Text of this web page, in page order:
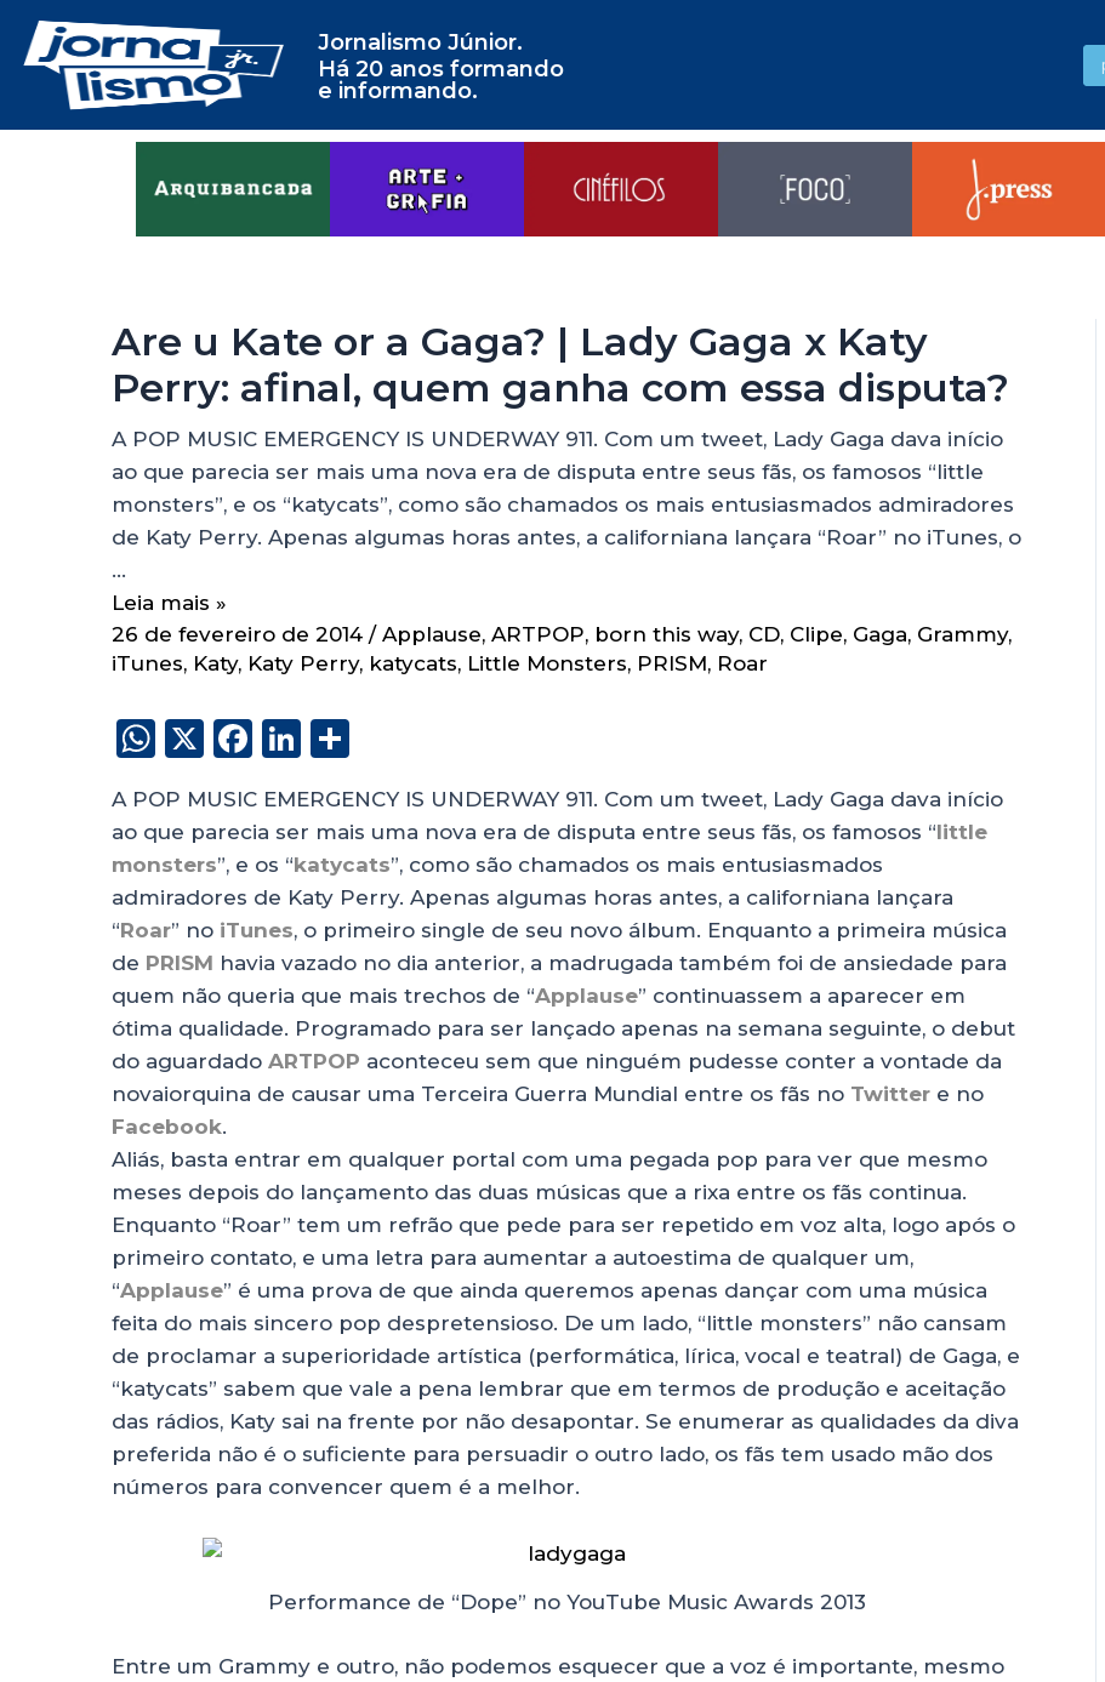
Jornalismo Júnior.
Há 20 anos formando
e informando.
Are u Kate or a Gaga? | Lady Gaga x Katy
Perry: afinal, quem ganha com essa disputa?
A POP MUSIC EMERGENCY IS UNDERWAY 911. Com um tweet, Lady Gaga dava início
ao que parecia ser mais uma nova era de disputa entre seus fãs, os famosos “little
monsters”, e os “katycats”, como são chamados os mais entusiasmados admiradores
de Katy Perry. Apenas algumas horas antes, a californiana lançara “Roar” no iTunes, o
…
Leia mais »
26 de fevereiro de 2014 / Applause, ARTPOP, born this way, CD, Clipe, Gaga, Grammy,
iTunes, Katy, Katy Perry, katycats, Little Monsters, PRISM, Roar
W
a
ts
A
p
p
X
F
c
e
b
o
o
k
Li
k
e
dI
n
a
re
A POP MUSIC EMERGENCY IS UNDERWAY 911. Com um tweet, Lady Gaga dava início
ao que parecia ser mais uma nova era de disputa entre seus fãs, os famosos “little
monsters”, e os “katycats”, como são chamados os mais entusiasmados
admiradores de Katy Perry. Apenas algumas horas antes, a californiana lançara
“Roar” no iTunes, o primeiro single de seu novo álbum. Enquanto a primeira música
de PRISM havia vazado no dia anterior, a madrugada também foi de ansiedade para
quem não queria que mais trechos de “Applause” continuassem a aparecer em
ótima qualidade. Programado para ser lançado apenas na semana seguinte, o debut
do aguardado ARTPOP aconteceu sem que ninguém pudesse conter a vontade da
novaiorquina de causar uma Terceira Guerra Mundial entre os fãs no Twitter e no
Facebook.
Aliás, basta entrar em qualquer portal com uma pegada pop para ver que mesmo
meses depois do lançamento das duas músicas que a rixa entre os fãs continua.
Enquanto “Roar” tem um refrão que pede para ser repetido em voz alta, logo após o
primeiro contato, e uma letra para aumentar a autoestima de qualquer um,
“Applause” é uma prova de que ainda queremos apenas dançar com uma música
feita do mais sincero pop despretensioso. De um lado, “little monsters” não cansam
de proclamar a superioridade artística (performática, lírica, vocal e teatral) de Gaga, e
“katycats” sabem que vale a pena lembrar que em termos de produção e aceitação
das rádios, Katy sai na frente por não desapontar. Se enumerar as qualidades da diva
preferida não é o suficiente para persuadir o outro lado, os fãs tem usado mão dos
números para convencer quem é a melhor.
Performance de “Dope” no YouTube Music Awards 2013
Entre um Grammy e outro, não podemos esquecer que a voz é importante, mesmo